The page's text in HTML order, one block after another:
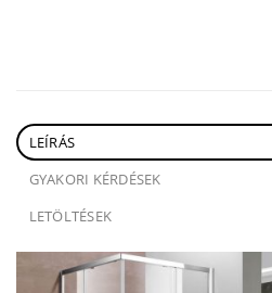
LEÍRÁS
GYAKORI KÉRDÉSEK
LETÖLTÉSEK